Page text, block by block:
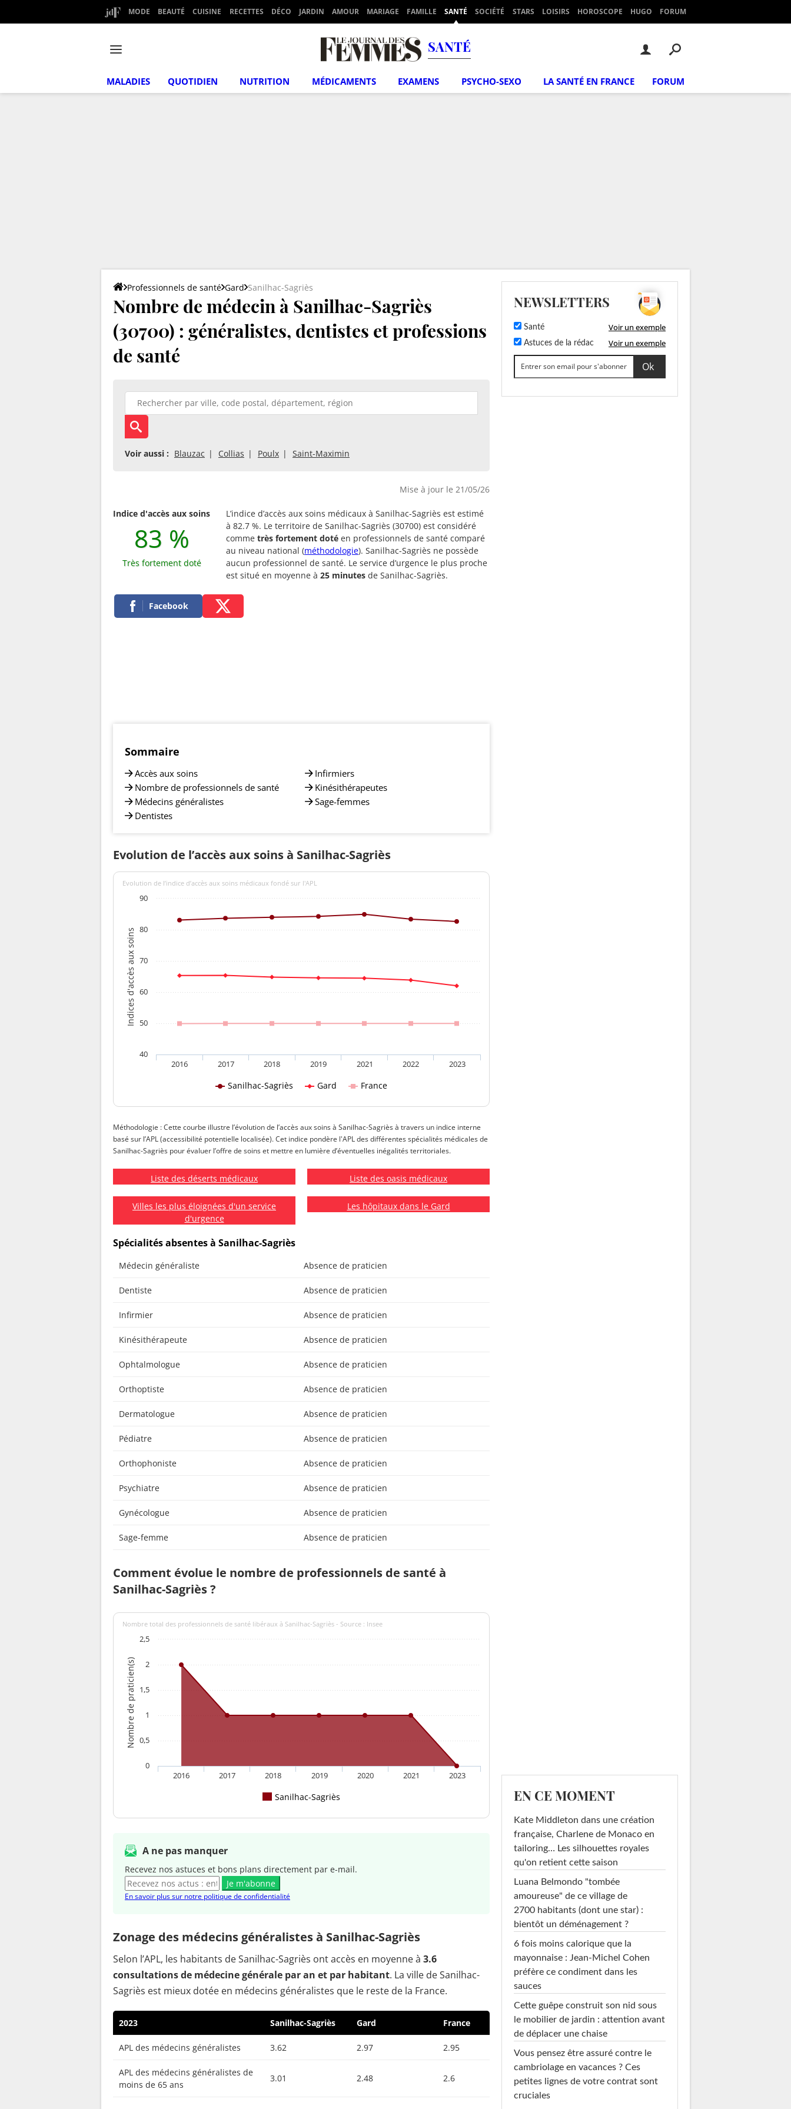
MODE BEAUTÉ CUISINE RECETTES DÉCO JARDIN AMOUR MARIAGE FAMILLE SANTÉ SOCIÉTÉ STARS LOISIRS HOROSCOPE HUGO FORUM
SANTÉ
MALADIES QUOTIDIEN NUTRITION MÉDICAMENTS EXAMENS PSYCHO-SEXO LA SANTÉ EN FRANCE FORUM
Professionnels de santé Gard Sanilhac-Sagriès
Nombre de médecin à Sanilhac-Sagriès
(30700) : généralistes, dentistes et professions
de santé
Voir aussi : Blauzac Collias Poulx Saint-Maximin
Mise à jour le 21/05/26
Indice d'accès aux soins
83 %
Très fortement doté
L’indice d’accès aux soins médicaux à Sanilhac-Sagriès est estimé
à 82.7 %. Le territoire de Sanilhac-Sagriès (30700) est considéré
comme très fortement doté en professionnels de santé comparé
au niveau national (méthodologie). Sanilhac-Sagriès ne possède
aucun professionnel de santé. Le service d’urgence le plus proche
est situé en moyenne à 25 minutes de Sanilhac-Sagriès.
Facebook
Sommaire
Accès aux soins
Nombre de professionnels de santé
Médecins généralistes
Dentistes
Infirmiers
Kinésithérapeutes
Sage-femmes
Evolution de l’accès aux soins à Sanilhac-Sagriès
Indices d'accès aux soins
Evolution de l’indice d’accès aux soins médicaux fondé sur l'APL
Sanilhac-Sagriès Gard France
2016 2017 2018 2019 2021 2022 2023
40
50
60
70
80
90
Méthodologie : Cette courbe illustre l’évolution de l’accès aux soins à Sanilhac-Sagriès à travers un indice interne
basé sur l’APL (accessibilité potentielle localisée). Cet indice pondère l'APL des différentes spécialités médicales de
Sanilhac-Sagriès pour évaluer l’offre de soins et mettre en lumière d’éventuelles inégalités territoriales.
Liste des déserts médicaux Liste des oasis médicaux
Villes les plus éloignées d'un service
d'urgence
Les hôpitaux dans le Gard
Spécialités absentes à Sanilhac-Sagriès
Médecin généraliste Absence de praticien
Dentiste Absence de praticien
Infirmier Absence de praticien
Kinésithérapeute Absence de praticien
Ophtalmologue Absence de praticien
Orthoptiste Absence de praticien
Dermatologue Absence de praticien
Pédiatre Absence de praticien
Orthophoniste Absence de praticien
Psychiatre Absence de praticien
Gynécologue Absence de praticien
Sage-femme Absence de praticien
Comment évolue le nombre de professionnels de santé à
Sanilhac-Sagriès ?
Nombre de praticien(s)
Nombre total des professionnels de santé libéraux à Sanilhac-Sagriès - Source : Insee
Sanilhac-Sagriès
2016 2017 2018 2019 2020 2021 2023
0
0,5
1
1,5
2
2,5
A ne pas manquer
Recevez nos astuces et bons plans directement par e-mail.
Je m'abonne
En savoir plus sur notre politique de confidentialité
Zonage des médecins généralistes à Sanilhac-Sagriès
Selon l’APL, les habitants de Sanilhac-Sagriès ont accès en moyenne à 3.6
consultations de médecine générale par an et par habitant. La ville de Sanilhac-
Sagriès est mieux dotée en médecins généralistes que le reste de la France.
2023 Sanilhac-Sagriès Gard France
APL des médecins généralistes 3.62 2.97 2.95
APL des médecins généralistes de
moins de 65 ans
3.01 2.48 2.6
NEWSLETTERS
Santé Voir un exemple
Astuces de la rédac Voir un exemple
EN CE MOMENT
Kate Middleton dans une création
française, Charlene de Monaco en
tailoring… Les silhouettes royales
qu'on retient cette saison
Luana Belmondo "tombée
amoureuse" de ce village de
2700 habitants (dont une star) :
bientôt un déménagement ?
6 fois moins calorique que la
mayonnaise : Jean-Michel Cohen
préfère ce condiment dans les
sauces
Cette guêpe construit son nid sous
le mobilier de jardin : attention avant
de déplacer une chaise
Vous pensez être assuré contre le
cambriolage en vacances ? Ces
petites lignes de votre contrat sont
cruciales